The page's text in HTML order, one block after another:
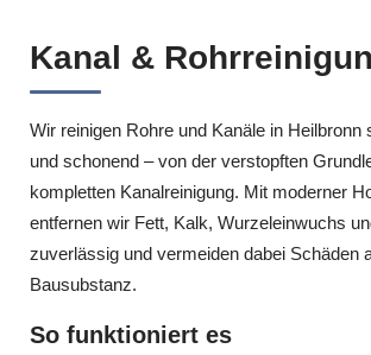
Kanal &
Wir reinigen Rohre und Kanäle in Heilbronn
und schonend – von der verstopften
kompletten Kanalreinigung. Mit moderner
entfernen wir Fett, Kalk, Wurzeleinwuchs
zuverlässig und vermeiden dabei Schäden
Bausubstanz.
So funktioniert es